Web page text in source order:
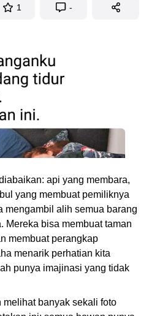
1 -
api yang membara,
yang membuat pemiliknya
mengambil alih semua barang
Mereka bisa membuat taman
membuat perangkap
menarik perhatian kita
punya imajinasi yang tidak
melihat banyak sekali foto